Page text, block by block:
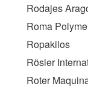
Rodajes
Roma
Ropakilos
Rösler
Roter